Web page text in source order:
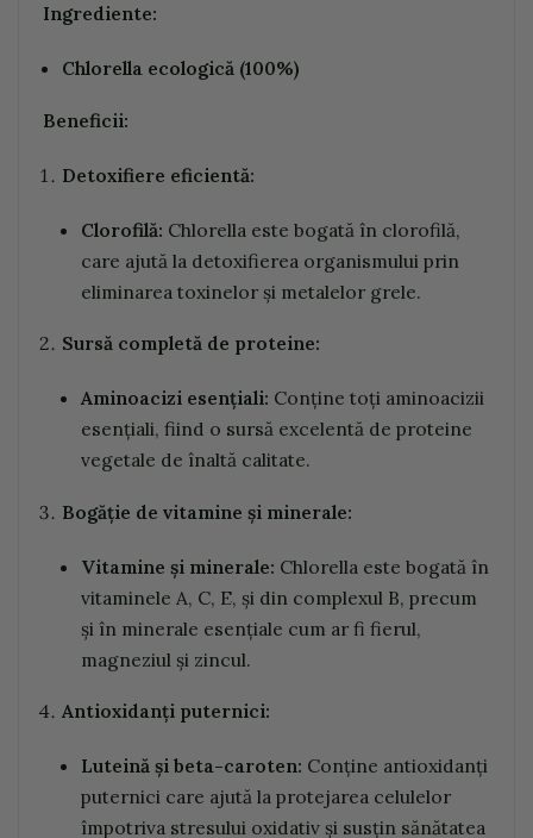
Ingrediente:
Chlorella ecologică (100%)
Beneficii:
Detoxifiere eficientă:
Clorofilă: Chlorella este bogată în clorofilă,
care ajută la detoxifierea organismului prin
eliminarea toxinelor și metalelor grele.
Sursă completă de proteine:
Aminoacizi esențiali: Conține toți aminoacizii
esențiali, fiind o sursă excelentă de proteine
vegetale de înaltă calitate.
Bogăție de vitamine și minerale:
Vitamine și minerale: Chlorella este bogată în
vitaminele A, C, E, și din complexul B, precum
și în minerale esențiale cum ar fi fierul,
magneziul și zincul.
Antioxidanți puternici:
Luteină și beta-caroten: Conține antioxidanți
puternici care ajută la protejarea celulelor
împotriva stresului oxidativ și susțin sănătatea